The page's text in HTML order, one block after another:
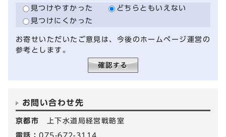
見つけやすかった
どちらともいえない
見つけにくかった
お寄せいただいたご意見は、今後のホームページ運営の
参考とします。
お問い合わせ先
京都市
上下水道局経営戦略室
電話：075-672-3114